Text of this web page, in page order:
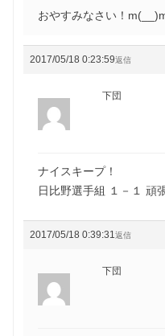
おやすみなさい！
2017/05/18 0:23:59返信
下団
ナイスキープ！
日比野選手組 １－１
2017/05/18 0:39:31返信
下団